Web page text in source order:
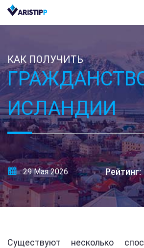
КАК ПОЛУЧИТЬ
ИСЛАНДИИ
29 Мая 2026 Рейтинг:
Существуют несколько